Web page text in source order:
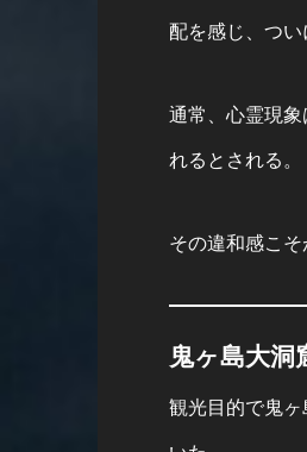
配を感じ、つい
通常、心霊現
れるとされる。
その違和感こそ
鬼ヶ島大洞
観光目的で鬼